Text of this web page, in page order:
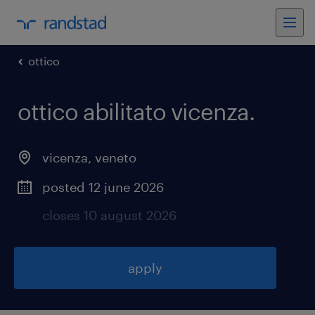
ottico
ottico abilitato vicenza.
vicenza, veneto
posted 12 june 2026
closes 10 august 2026
apply